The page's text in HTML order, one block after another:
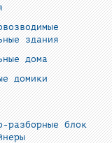
здания
дома
домики
разборные блок